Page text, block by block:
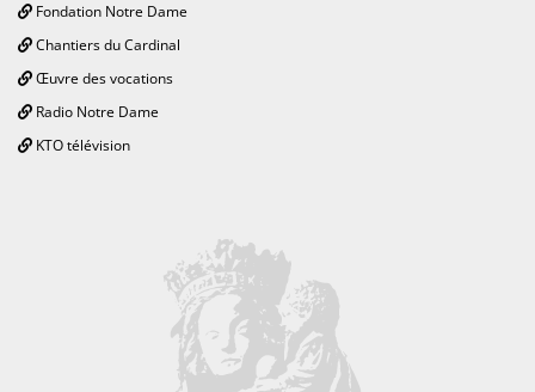
Fondation Notre Dame
Chantiers du Cardinal
Œuvre des vocations
Radio Notre Dame
KTO télévision